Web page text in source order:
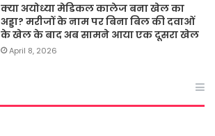
क्या अयोध्या मेडिकल कालेज बना खेल का
अड्डा? मरीजों के नाम पर बिना बिल की दवाओं
के खेल के बाद अब सामने आया एक दूसरा खेल
April 8, 2026